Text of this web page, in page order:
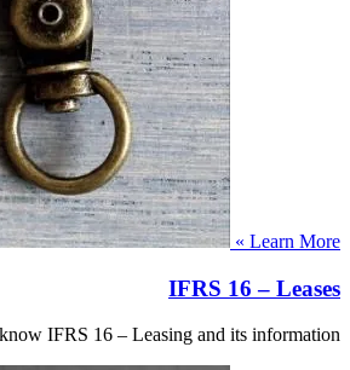
Learn More »
IFRS 16 – Leases
IFRS 16 – Leasing and its information.